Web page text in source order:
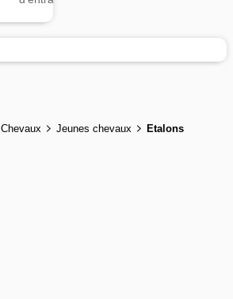
Chevaux Jeunes chevaux Etalons